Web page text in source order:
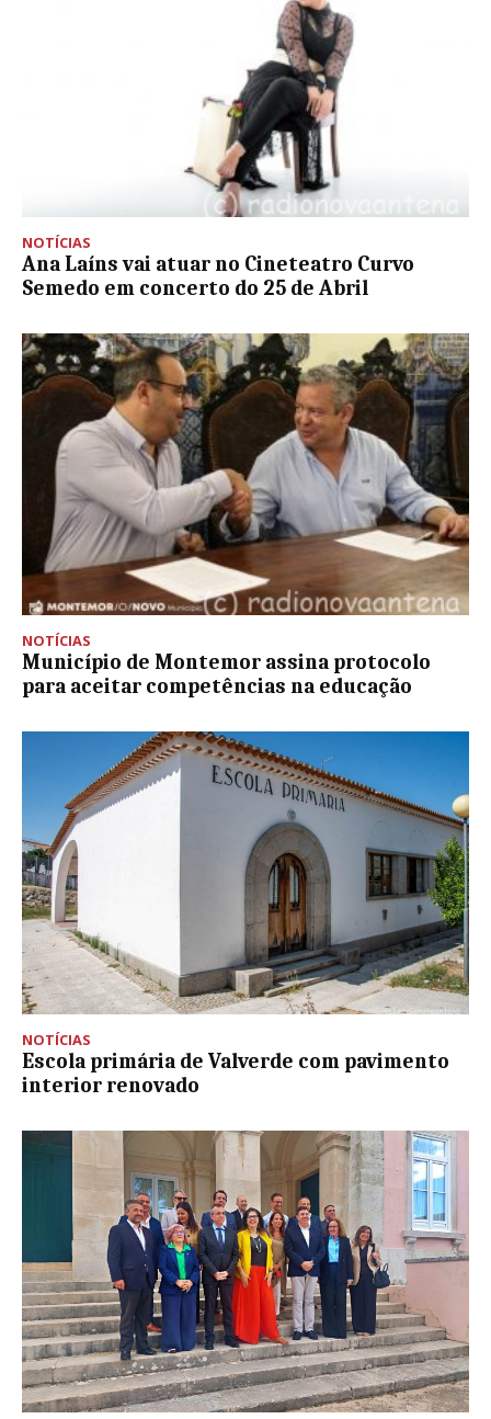
NOTÍCIAS
Ana Laíns vai atuar no Cineteatro Curvo
Semedo em concerto do 25 de Abril
NOTÍCIAS
Município de Montemor assina protocolo
para aceitar competências na educação
NOTÍCIAS
Escola primária de Valverde com pavimento
interior renovado